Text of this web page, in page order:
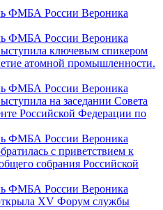
ФМБА России Вероника
ФМБА России Вероника
ключевым спикером
атомной промышленности.
ФМБА России Вероника
на заседании Совета
Российской Федерации по
ФМБА России Вероника
с приветствием к
собрания Российской
ФМБА России Вероника
XV Форум службы